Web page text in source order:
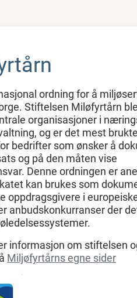
ordning for å
Stiftelsen Miløfyrtårn
organisasjoner i
og er det mest brukte
bedrifter som ønsker å
og på den måten vise
Denne ordningen er
kan brukes som
oppdragsgivere i
anbudskonkurranser der
informasjon om stiftelsen
Miljøfyrtårns egne sider